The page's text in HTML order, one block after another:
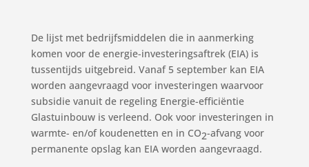
De lijst met bedrijfsmiddelen die in aanmerking
komen voor de energie-investeringsaftrek (EIA) is
tussentijds uitgebreid. Vanaf 5 september kan EIA
worden aangevraagd voor investeringen waarvoor
subsidie vanuit de regeling Energie-efficiëntie
Glastuinbouw is verleend. Ook voor investeringen in
warmte- en/of koudenetten en in CO2-afvang voor
permanente opslag kan EIA worden aangevraagd.